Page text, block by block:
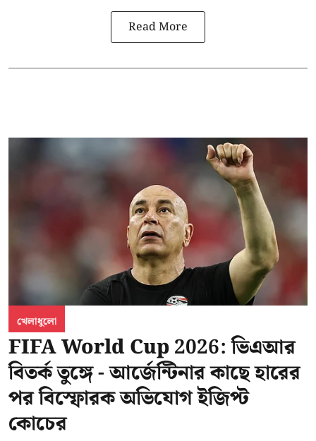
Read More
খেলাধুলো
FIFA World Cup 2026: ভিএআর
বিতর্ক তুঙ্গে - আর্জেন্টিনার কাছে হারের
পর বিস্ফোরক অভিযোগ ইজিপ্ট
কোচের